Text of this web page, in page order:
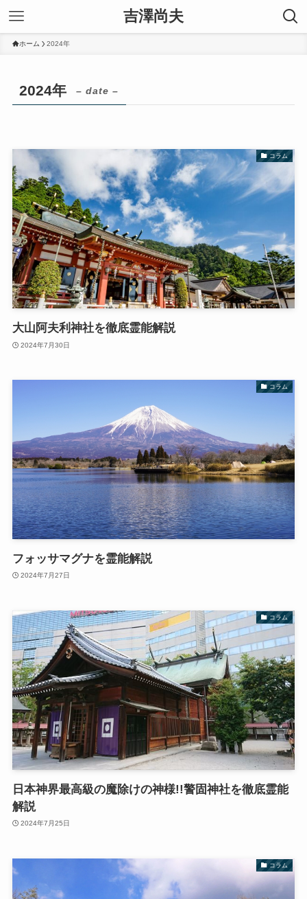
吉澤尚夫
ホーム 2024年
2024年 – date –
コラム
大山阿夫利神社を徹底霊能解説
2024年7月30日
コラム
フォッサマグナを霊能解説
2024年7月27日
コラム
日本神界最高級の魔除けの神様!!警固神社を徹底霊能
解説
2024年7月25日
コラム